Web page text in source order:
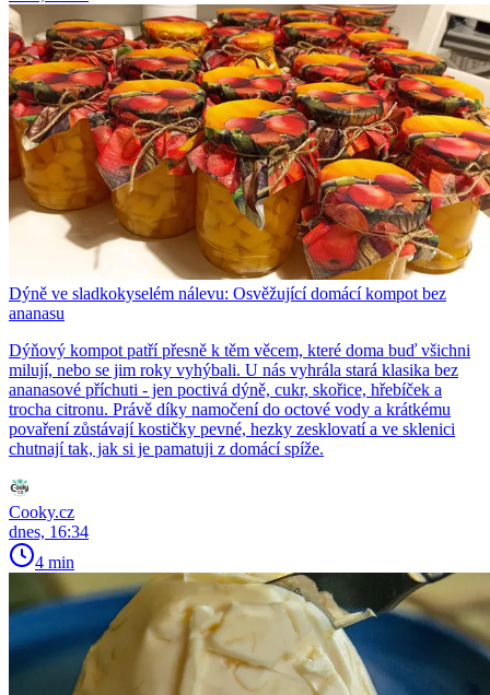
Dýně ve sladkokyselém nálevu: Osvěžující domácí kompot bez
ananasu
Dýňový kompot patří přesně k těm věcem, které doma buď všichni
milují, nebo se jim roky vyhýbali. U nás vyhrála stará klasika bez
ananasové příchuti - jen poctivá dýně, cukr, skořice, hřebíček a
trocha citronu. Právě díky namočení do octové vody a krátkému
povaření zůstávají kostičky pevné, hezky zesklovatí a ve sklenici
chutnají tak, jak si je pamatuji z domácí spíže.
Cooky.cz
dnes, 16:34
4 min